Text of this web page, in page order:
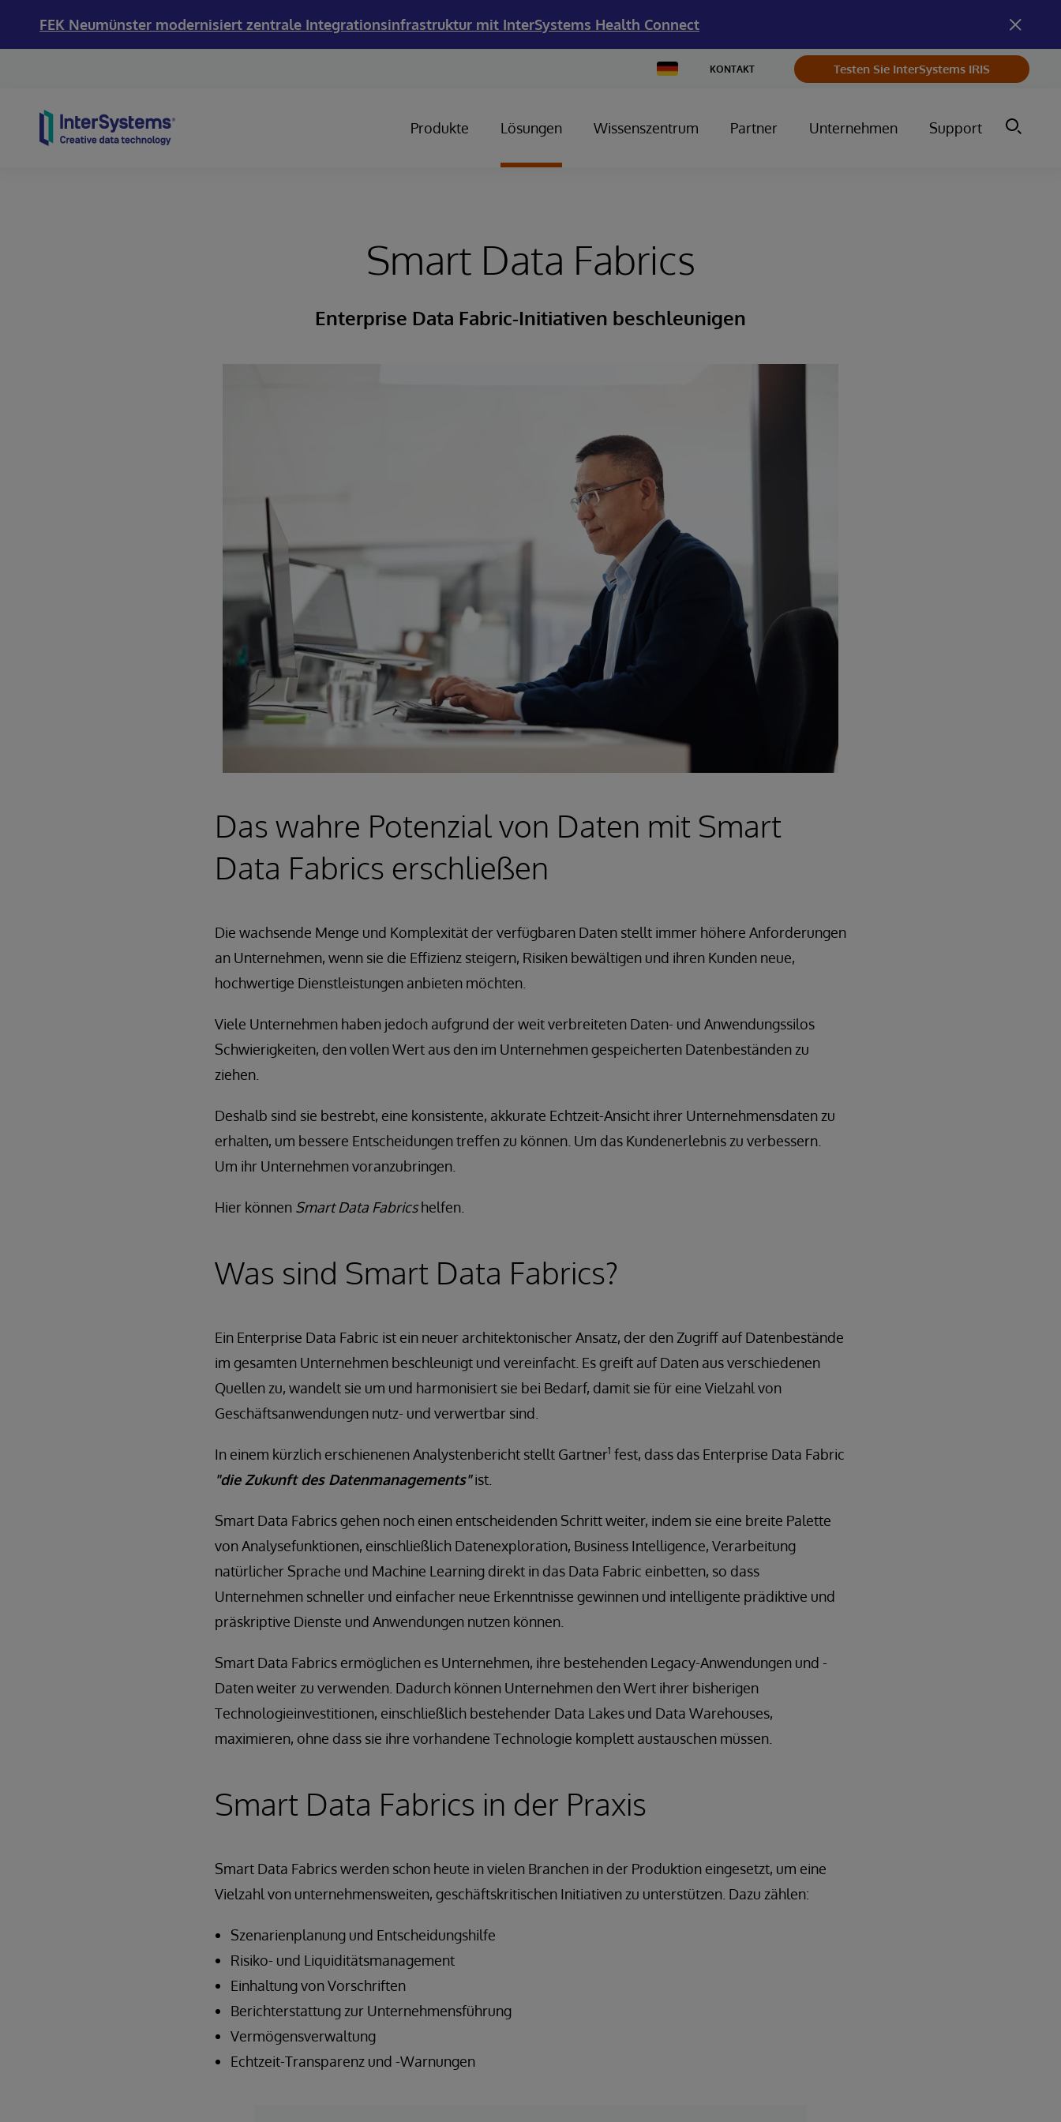
FEK Neumünster modernisiert zentrale Integrationsinfrastruktur mit InterSystems Health Connect
Change
Country
KONTAKT Testen Sie InterSystems IRIS
Produkte Lösungen Wissenszentrum Partner Unternehmen Support
Smart Data Fabrics
Enterprise Data Fabric-Initiativen beschleunigen
Das wahre Potenzial von Daten mit Smart
Data Fabrics erschließen
Die wachsende Menge und Komplexität der verfügbaren Daten stellt immer höhere Anforderungen
an Unternehmen, wenn sie die Effizienz steigern, Risiken bewältigen und ihren Kunden neue,
hochwertige Dienstleistungen anbieten möchten.
Viele Unternehmen haben jedoch aufgrund der weit verbreiteten Daten- und Anwendungssilos
Schwierigkeiten, den vollen Wert aus den im Unternehmen gespeicherten Datenbeständen zu
ziehen.
Deshalb sind sie bestrebt, eine konsistente, akkurate Echtzeit-Ansicht ihrer Unternehmensdaten zu
erhalten, um bessere Entscheidungen treffen zu können. Um das Kundenerlebnis zu verbessern.
Um ihr Unternehmen voranzubringen.
Hier können Smart Data Fabricshelfen.
Was sind Smart Data Fabrics?
Ein Enterprise Data Fabric ist ein neuer architektonischer Ansatz, der den Zugriff auf Datenbestände
im gesamten Unternehmen beschleunigt und vereinfacht. Es greift auf Daten aus verschiedenen
Quellen zu, wandelt sie um und harmonisiert sie bei Bedarf, damit sie für eine Vielzahl von
Geschäftsanwendungen nutz- und verwertbar sind.
In einem kürzlich erschienenen Analystenbericht stellt Gartner1 fest, dass das Enterprise Data Fabric
"die Zukunft des Datenmanagements"ist.
Smart Data Fabrics gehen noch einen entscheidenden Schritt weiter, indem sie eine breite Palette
von Analysefunktionen, einschließlich Datenexploration, Business Intelligence, Verarbeitung
natürlicher Sprache und Machine Learning direkt in das Data Fabric einbetten, so dass
Unternehmen schneller und einfacher neue Erkenntnisse gewinnen und intelligente prädiktive und
präskriptive Dienste und Anwendungen nutzen können.
Smart Data Fabrics ermöglichen es Unternehmen, ihre bestehenden Legacy-Anwendungen und -
Daten weiter zu verwenden. Dadurch können Unternehmen den Wert ihrer bisherigen
Technologieinvestitionen, einschließlich bestehender Data Lakes und Data Warehouses,
maximieren, ohne dass sie ihre vorhandene Technologie komplett austauschen müssen.
Smart Data Fabrics in der Praxis
Smart Data Fabrics werden schon heute in vielen Branchen in der Produktion eingesetzt, um eine
Vielzahl von unternehmensweiten, geschäftskritischen Initiativen zu unterstützen. Dazu zählen:
Szenarienplanung und Entscheidungshilfe
Risiko- und Liquiditätsmanagement
Einhaltung von Vorschriften
Berichterstattung zur Unternehmensführung
Vermögensverwaltung
Echtzeit-Transparenz und -Warnungen